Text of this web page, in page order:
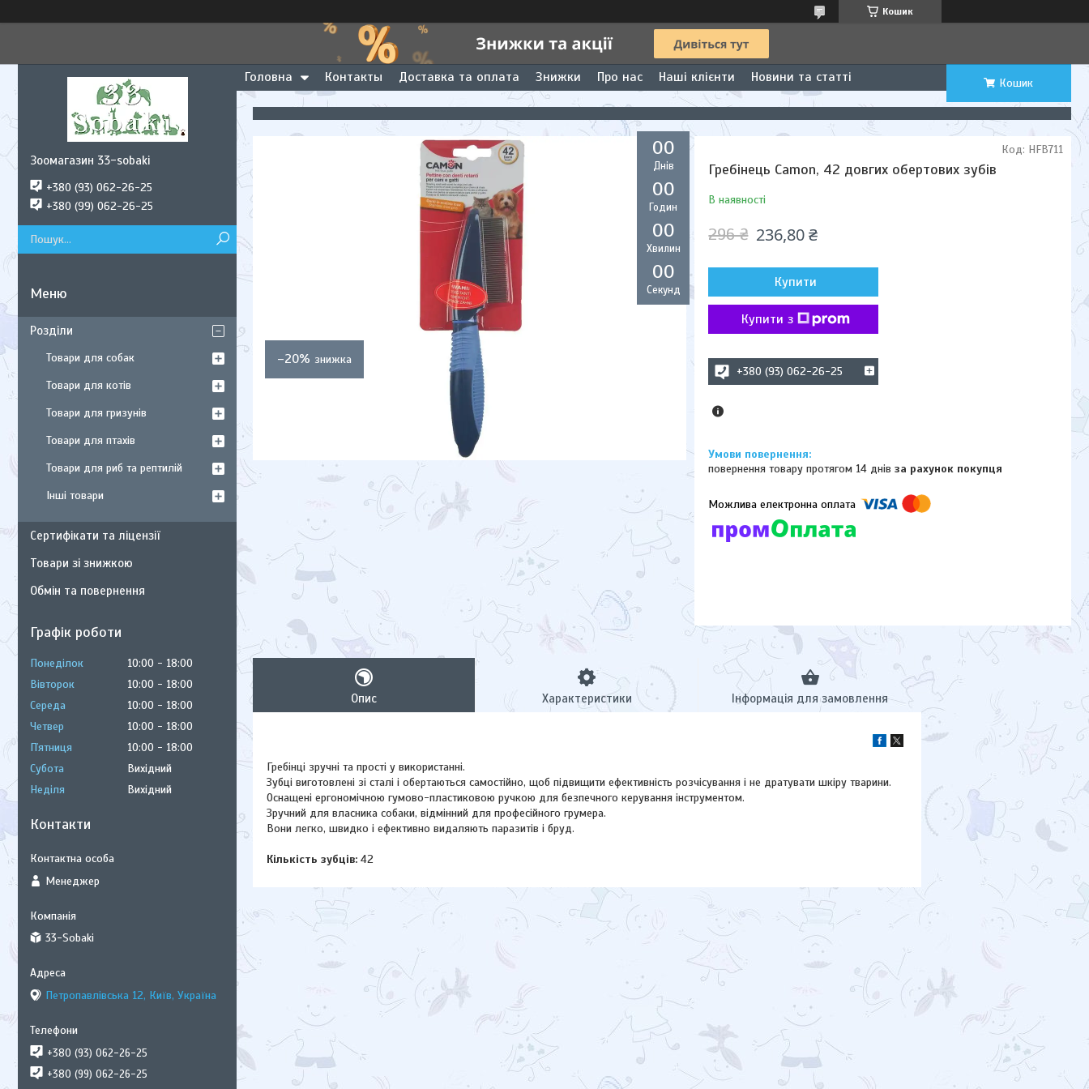
Кошик
Головна Контакты Доставка та оплата Знижки Про нас Наші клієнти Новини та статті Кошик
00
Днів
00
Годин
00
Хвилин
00
Секунд
–20%
Гребінець Camon, 42 довгих обертових зубів
В наявності
Код: HFB711
296 ₴ 236,80 ₴
Купити
Купити з
+380 (93) 062-26-25
повернення товару протягом 14 днівза рахунок покупця
Опис Характеристики Інформація для замовлення
Гребінці зручні та прості у використанні.
Зубці виготовлені зі сталі і обертаються самостійно, щоб підвищити ефективність розчісування і не дратувати шкіру тварини.
Оснащені ергономічною гумово-пластиковою ручкою для безпечного керування інструментом.
Зручний для власника собаки, відмінний для професійного грумера.
Вони легко, швидко і ефективно видаляють паразитів і бруд.
Кількість зубців: 42
Зоомагазин 33-sobaki
+380 (93) 062-26-25
+380 (99) 062-26-25
Розділи
Товари для собак
Товари для котів
Товари для гризунів
Товари для птахів
Товари для риб та рептилій
Інші товари
Сертифікати та ліцензії
Товари зі знижкою
Обмін та повернення
Графік роботи
Понеділок 10:00
18:00
Вівторок
10:00
18:00
Середа
10:00
18:00
Четвер
10:00
18:00
Пʼятниця
10:00
18:00
Субота
Вихідний
Неділя
Вихідний
Контакти
Менеджер
33-Sobaki
Петропавлівська 12, Київ, Україна
+380 (93) 062-26-25
+380 (99) 062-26-25